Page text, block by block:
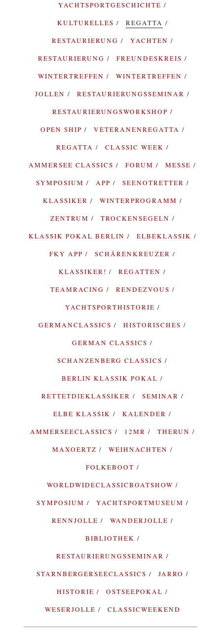
YACHTSPORTGESCHICHTE
KULTURELLES
REGATTA
RESTAURIERUNG
YACHTEN
RESTAURIERUNG
FREUNDESKREIS
WINTERTREFFEN
WINTERTREFFEN
JOLLEN
RESTAURIERUNGSSEMINAR
RESTAURIERUNGSWORKSHOP
OPEN SHIP
VETERANENREGATTA
REGATTA
CLASSIC WEEK
AMMERSEE CLASSICS
FORUM
MESSE
SYMPOSIUM
APP
SEENOTRETTER
KLASSIKER
WINTERPROGRAMM
ZENTRUM
TROCKENSEGELN
KLASSIK POKAL BERLIN
ELBEKLASSIK
FKY APP
SCHÄRENKREUZER
KLASSIKER!
REGATTEN
TEAMRACING
RENDEZVOUS
YACHTSPORTHISTORIE
GERMANCLASSICS
HISTORISCHES
GERMAN CLASSICS
SCHANZENBERG CLASSICS
BERLIN KLASSIK POKAL
RETTETDIEKLASSIKER
SEMINAR
ELBE KLASSIK
KALENDER
AMMERSEECLASSICS
12MR
THERUN
MAXOERTZ
WEIHNACHTEN
FOLKEBOOT
WORLDWIDECLASSICBOATSHOW
SYMPOSIUM
YACHTSPORTMUSEUM
RENNJOLLE
WANDERJOLLE
BIBLIOTHEK
RESTAURIERUNGSSEMINAR
STARNBERGERSEECLASSICS
JARRO
HISTORIE
OSTSEEPOKAL
WESERJOLLE
CLASSICWEEKEND